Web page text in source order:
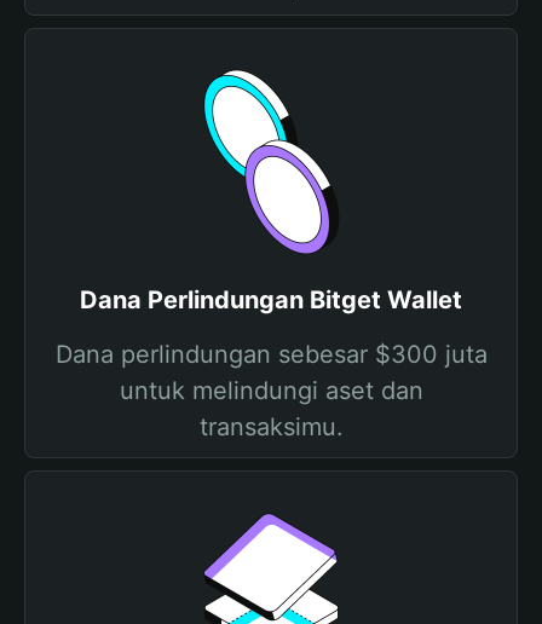
Dana Perlindungan Bitget Wallet
Dana perlindungan sebesar $300 juta
untuk melindungi aset dan
transaksimu.